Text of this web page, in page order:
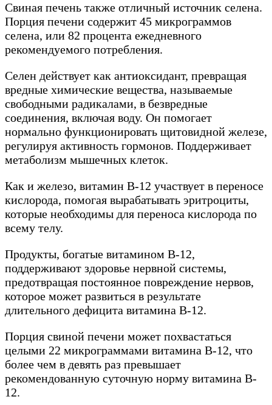
Свиная печень также отличный источник селена.
Порция печени содержит 45 микрограммов
селена, или 82 процента ежедневного
рекомендуемого потребления.
Селен действует как антиоксидант, превращая
вредные химические вещества, называемые
свободными радикалами, в безвредные
соединения, включая воду. Он помогает
нормально функционировать щитовидной железе,
регулируя активность гормонов. Поддерживает
метаболизм мышечных клеток.
Как и железо, витамин B-12 участвует в переносе
кислорода, помогая вырабатывать эритроциты,
которые необходимы для переноса кислорода по
всему телу.
Продукты, богатые витамином B-12,
поддерживают здоровье нервной системы,
предотвращая постоянное повреждение нервов,
которое может развиться в результате
длительного дефицита витамина B-12.
Порция свиной печени может похвастаться
целыми 22 микрограммами витамина B-12, что
более чем в девять раз превышает
рекомендованную суточную норму витамина B-
12.